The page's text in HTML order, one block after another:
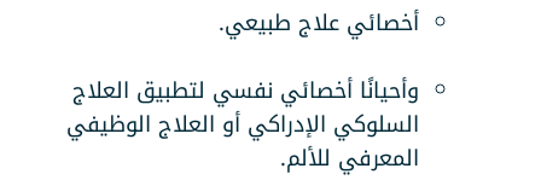
أخصائي علاج طبيعي.
وأحيانًا أخصائي نفسي لتطبيق العلاج
السلوكي الإدراكي أو العلاج الوظيفي
المعرفي للألم.